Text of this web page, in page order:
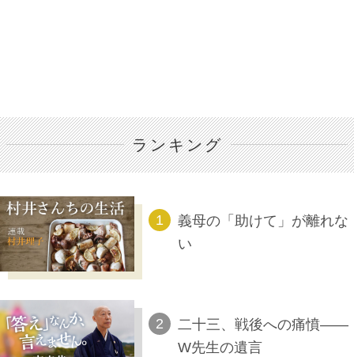
ランキング
義母の「助けて」が離れな
い
二十三、戦後への痛憤――
W先生の遺言